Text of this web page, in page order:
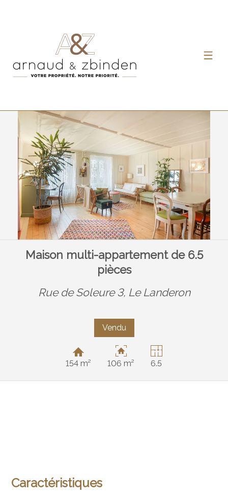
Maison multi-appartement de 6.5
pièces
Rue de Soleure 3, Le Landeron
Vendu
154 m² 106 m² 6.5
Caractéristiques